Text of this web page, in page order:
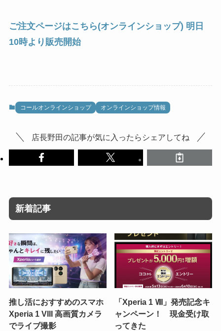
ご注文ページはこちら(オンラインショップ) 明日
10時より販売開始
コールオンラインショップ オンラインショップ情報
店長野田の記事が気に入ったらシェアしてね
新着記事
推し活におすすめのスマホ
Xperia 1 VIII 高画質カメラ
でライブ撮影
「Xperia 1 Ⅷ」発売記念キ
ャンペーン！ 現金受け取
ってきた